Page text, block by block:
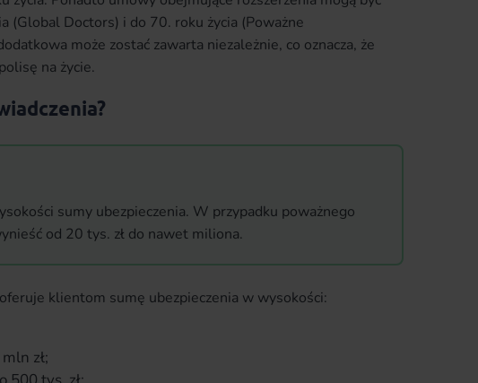
(Global Doctors) i do 70. roku życia (Poważne
może zostać zawarta niezależnie, co oznacza, że
na życie.
sumy ubezpieczenia. W przypadku poważnego
od 20 tys. zł do nawet miliona.
klientom sumę ubezpieczenia w wysokości:
zł;